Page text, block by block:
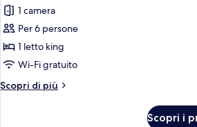
foto
per
Appartamento,
2
da
1 camera
Per 6 persone
1 letto king
Wi-Fi gratuito
Scopri di più
Altri
Scopri i